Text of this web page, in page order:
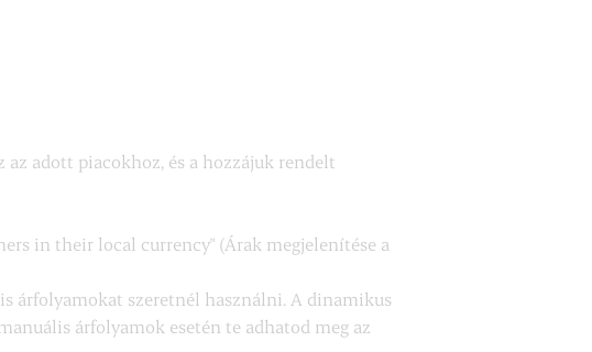
adott piacokhoz, és a hozzájuk rendelt
in their local currency" (Árak megjelenítése a
árfolyamokat szeretnél használni. A dinamikus
árfolyamok esetén te adhatod meg az